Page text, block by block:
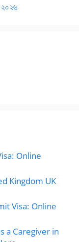
২০২৬
Online
Kingdom UK
Visa: Online
a Caregiver in